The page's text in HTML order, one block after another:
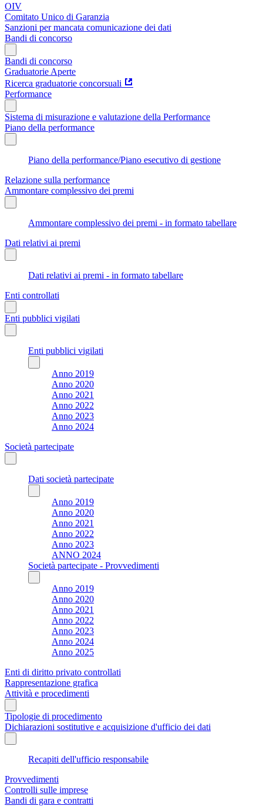
OIV
Comitato Unico di Garanzia
Sanzioni per mancata comunicazione dei dati
Bandi di concorso
Bandi di concorso
Graduatorie Aperte
Ricerca graduatorie concorsuali
Performance
Sistema di misurazione e valutazione della Performance
Piano della performance
Piano della performance/Piano esecutivo di gestione
Relazione sulla performance
Ammontare complessivo dei premi
Ammontare complessivo dei premi - in formato tabellare
Dati relativi ai premi
Dati relativi ai premi - in formato tabellare
Enti controllati
Enti pubblici vigilati
Enti pubblici vigilati
Anno 2019
Anno 2020
Anno 2021
Anno 2022
Anno 2023
Anno 2024
Società partecipate
Dati società partecipate
Anno 2019
Anno 2020
Anno 2021
Anno 2022
Anno 2023
ANNO 2024
Società partecipate - Provvedimenti
Anno 2019
Anno 2020
Anno 2021
Anno 2022
Anno 2023
Anno 2024
Anno 2025
Enti di diritto privato controllati
Rappresentazione grafica
Attività e procedimenti
Tipologie di procedimento
Dichiarazioni sostitutive e acquisizione d'ufficio dei dati
Recapiti dell'ufficio responsabile
Provvedimenti
Controlli sulle imprese
Bandi di gara e contratti